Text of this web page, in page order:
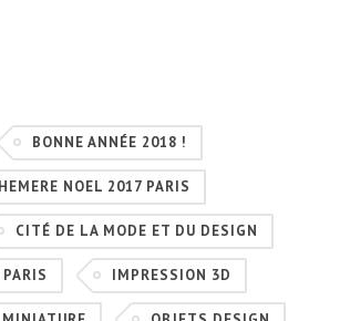
BONNE ANNÉE 2018 !
NOEL 2017 PARIS
CITÉ DE LA MODE ET DU DESIGN
IMPRESSION 3D